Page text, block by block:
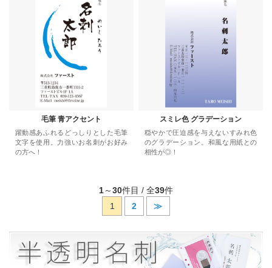
毛筆 青アクセント
躍動感あふれるどっしりとした毛筆
文字を使用。力強いお名刺がお好み
の方へ！
スミレ色 グラデーション
穏やかで圧迫感を与えないすみれ色
のグラデーション。和風な用紙との
相性が◎！
1～30件目 / 全39件
1
2 ≫